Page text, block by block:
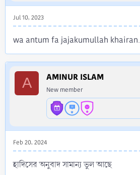
Jul 10, 2023
wa antum fa jajakumullah khairan.
A AMINUR ISLAM
New member
Feb 20, 2024
হাদিসের অনুবাদ সামান্য ভুল আছে